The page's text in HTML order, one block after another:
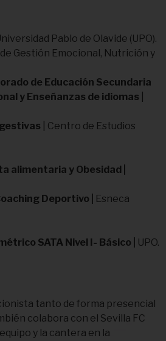
Pablo de Olavide (UPO).
Gestión Emocional, Nutrición y
de Educación Secundaria
y Enseñanzas de idiomas
| Centro de Estudios
alimentaria y Obesidad
Deportivo
Esneca
SATA Nivel I- Básico
UPO.
tanto de forma presencial
colabora con el Sevilla FC
y la cantera en la